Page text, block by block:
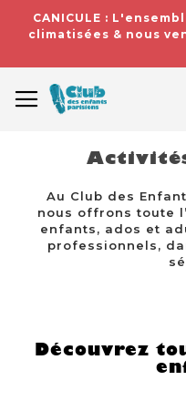
CANICULE :
climatisées & nous
Au Club des
nous offrons toute
enfants, ados et
professionnels,
Découvrez